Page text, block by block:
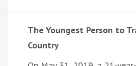
The Youngest Person to
Country